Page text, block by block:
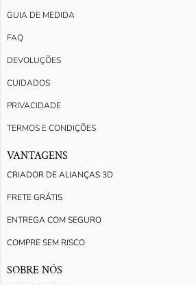
GUIA DE MEDIDA
FAQ
DEVOLUÇÕES
CUIDADOS
PRIVACIDADE
TERMOS E CONDIÇÕES
VANTAGENS
CRIADOR DE ALIANÇAS 3D
FRETE GRÁTIS
ENTREGA COM SEGURO
COMPRE SEM RISCO
SOBRE NÓS